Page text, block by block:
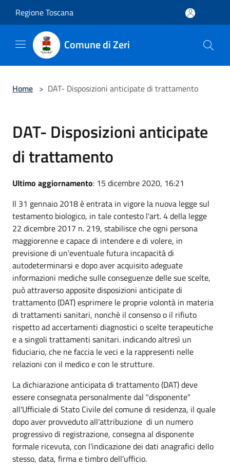
Regione Toscana
Comune di Zeri
Home > DAT- Disposizioni anticipate di trattamento
DAT- Disposizioni anticipate
di trattamento
Ultimo aggiornamento: 15 dicembre 2020, 16:21
Il 31 gennaio 2018 è entrata in vigore la nuova legge sul
testamento biologico, in tale contesto l'art. 4 della legge
22 dicembre 2017 n. 219, stabilisce che ogni persona
maggiorenne e capace di intendere e di volere, in
previsione di un'eventuale futura incapacità di
autodeterminarsi e dopo aver acquisito adeguate
informazioni mediche sulle conseguenze delle sue scelte,
può attraverso apposite disposizioni anticipate di
trattamento (DAT) esprimere le proprie volontà in materia
di trattamenti sanitari, nonchè il consenso o il rifiuto
rispetto ad accertamenti diagnostici o scelte terapeutiche
e a singoli trattamenti sanitari. indicando altresì un
fiduciario, che ne faccia le veci e la rappresenti nelle
relazioni con il medico e con le strutture.
La dichiarazione anticipata di trattamento (DAT) deve
essere consegnata personalmente dal "disponente"
all'Ufficiale di Stato Civile del comune di residenza, il quale
dopo aver provveduto all'attribuzione di un numero
progressivo di registrazione, consegna al disponente
formale ricevuta, con l'indicazione dei dati anagrafici dello
stesso, data, firma e timbro dell'ufficio.